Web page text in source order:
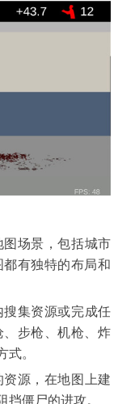
场景，包括城市
有独特的布局和
集资源或完成任
步枪、机枪、炸
式。
源，在地图上建
僵尸的进攻。